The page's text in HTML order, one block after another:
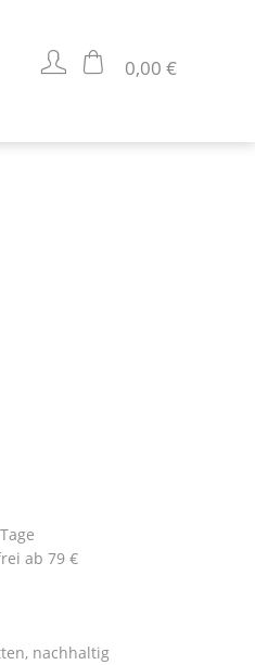
0,00 €
ab 79 €
nachhaltig